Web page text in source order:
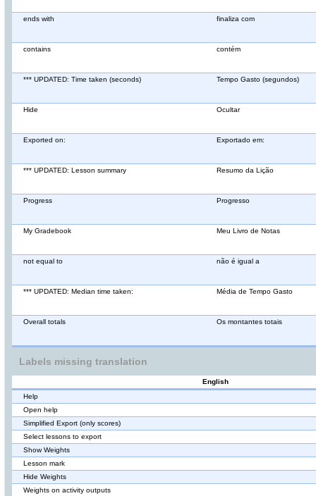
ends with finaliza com
contains contém
*** UPDATED: Time taken (seconds) Tempo Gasto (segundos)
Hide Ocultar
Exported on: Exportado em:
*** UPDATED: Lesson summary Resumo da Lição
Progress Progresso
My Gradebook Meu Livro de Notas
not equal to não é igual a
*** UPDATED: Median time taken: Média de Tempo Gasto
Overall totals Os montantes totais
Labels missing translation
English
Help
Open help
Simplified Export (only scores)
Select lessons to export
Show Weights
Lesson mark
Hide Weights
Weights on activity outputs